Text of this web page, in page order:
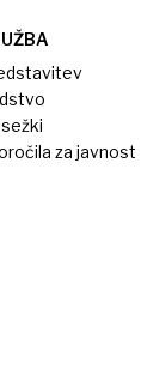
za javnost